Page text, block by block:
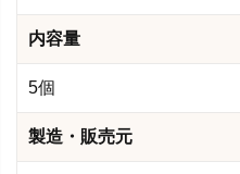
内容量
5個
製造・販売元